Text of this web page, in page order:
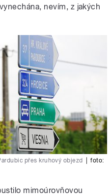
nevím, z jakých
přes kruhový objezd
foto:
mimoúrovňovou